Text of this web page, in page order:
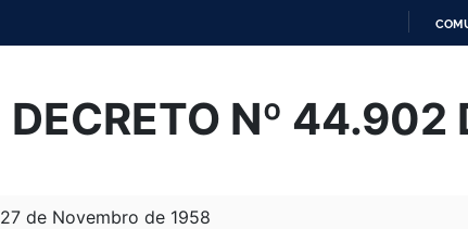
DECRETO Nº 44.902
27 de Novembro de 1958